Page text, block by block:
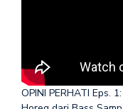
OPINI PERHATI Eps.